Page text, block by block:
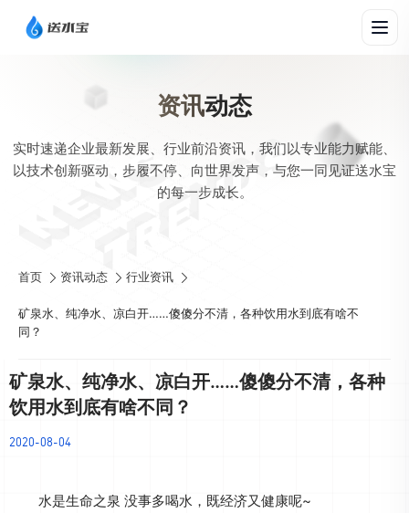
资讯动态
实时速递企业最新发展、行业前沿资讯，我们以专业能力赋能、
以技术创新驱动，步履不停、向世界发声，与您一同见证送水宝
的每一步成长。
首页 资讯动态 行业资讯
矿泉水、纯净水、凉白开……傻傻分不清，各种饮用水到底有啥不
同？
矿泉水、纯净水、凉白开……傻傻分不清，各种
饮用水到底有啥不同？
2020-08-04
水是生命之泉 没事多喝水，既经济又健康呢~